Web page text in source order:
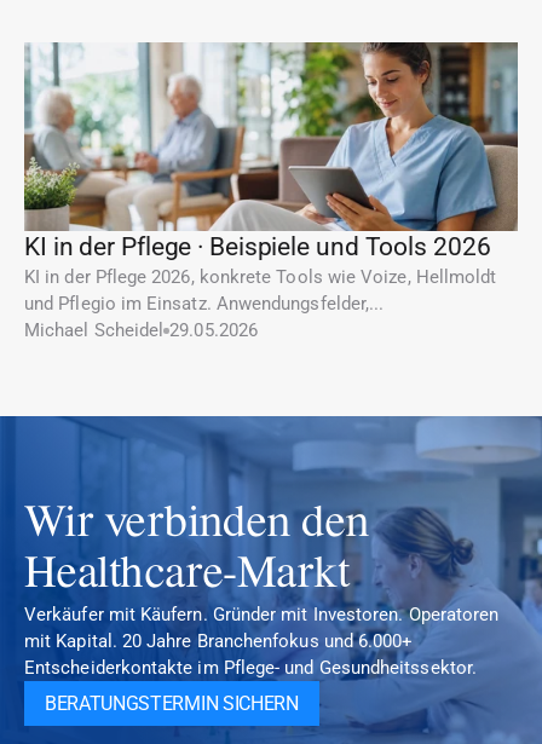
KI in der Pflege · Beispiele und Tools 2026
KI in der Pflege 2026, konkrete Tools wie Voize, Hellmoldt
und Pflegio im Einsatz. Anwendungsfelder,...
Michael Scheidel 29.05.2026
Wir verbinden den
Healthcare-Markt
Verkäufer mit Käufern. Gründer mit Investoren. Operatoren
mit Kapital. 20 Jahre Branchenfokus und 6.000+
Entscheiderkontakte im Pflege- und Gesundheitssektor.
BERATUNGSTERMIN SICHERN